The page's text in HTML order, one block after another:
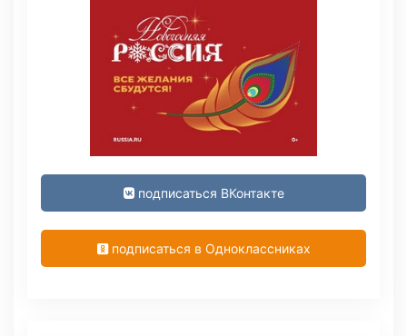
подписаться ВКонтакте
подписаться в Одноклассниках